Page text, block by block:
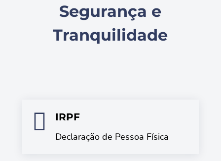
Segurança e
Tranquilidade

IRPF
Declaração de Pessoa Física